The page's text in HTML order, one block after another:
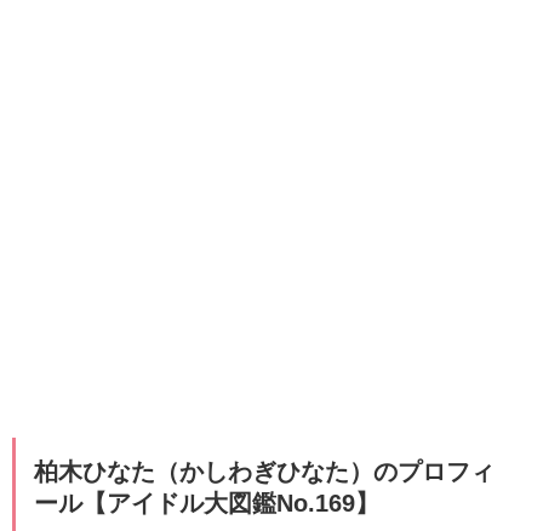
柏木ひなた（かしわぎひなた）のプロフィ
ール【アイドル大図鑑No.169】